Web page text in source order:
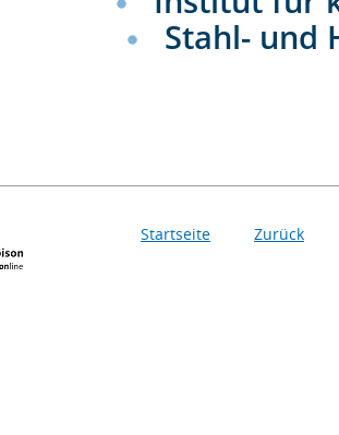
Stahl- und
Startseite Zurück